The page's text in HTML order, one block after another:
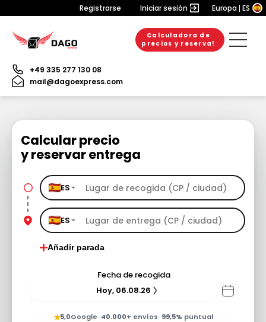
Registrarse Iniciar sesión Europa ES
Calculadora de
precios y reserva!
+49 335 277 130 08
mail@dagoexpress.com
Calcular precio
y reservar entrega
ES
ES
Añadir parada
Fecha de recogida
Hoy, 06.08.26
★5,0Google· 40.000+ envíos· 99,5% puntual